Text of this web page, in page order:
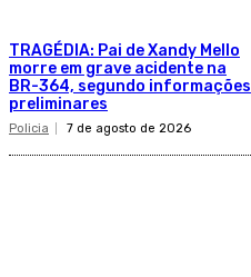
TRAGÉDIA: Pai de Xandy Mello
morre em grave acidente na
BR-364, segundo informações
preliminares
Policia 7 de agosto de 2026